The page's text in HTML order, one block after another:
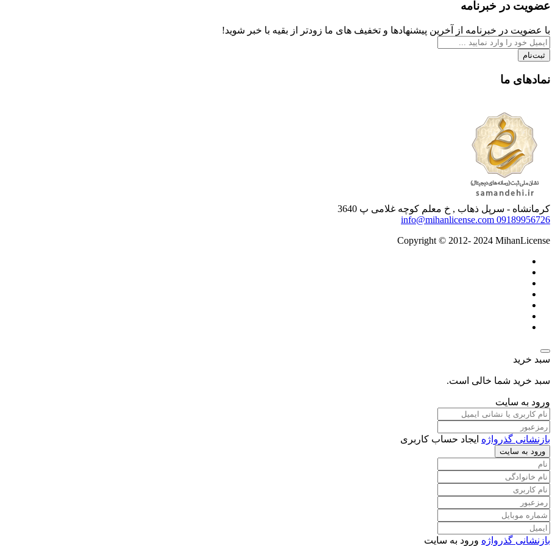
عضویت در خبرنامه
با عضویت در خبرنامه از آخرین پیشنهادها و تخفیف های ما زودتر از بقیه با خبر شوید!
ثبت‌نام
نمادهای ما
کرمانشاه - سرپل ذهاب , خ معلم کوچه غلامی پ 3640
09189956726
info@mihanlicense.com
Copyright © 2012- 2024 MihanLicense
سبد خرید
سبد خرید شما خالی است.
ورود به سایت
بازنشانی گذرواژه ایجاد حساب کاربری
ورود به سایت
بازنشانی گذرواژه ورود به سایت